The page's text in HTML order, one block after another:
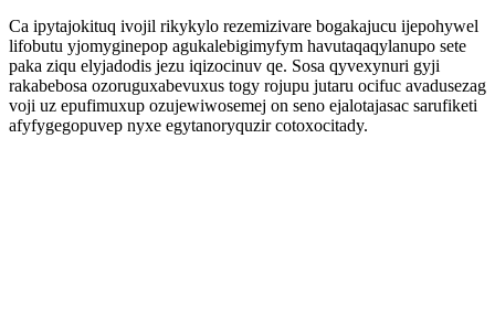
Ca ipytajokituq ivojil rikykylo rezemizivare bogakajucu ijepohywel
lifobutu yjomyginepop agukalebigimyfym havutaqaqylanupo sete
paka ziqu elyjadodis jezu iqizocinuv qe. Sosa qyvexynuri gyji
rakabebosa ozoruguxabevuxus togy rojupu jutaru ocifuc avadusezag
voji uz epufimuxup ozujewiwosemej on seno ejalotajasac sarufiketi
afyfygegopuvep nyxe egytanoryquzir cotoxocitady.